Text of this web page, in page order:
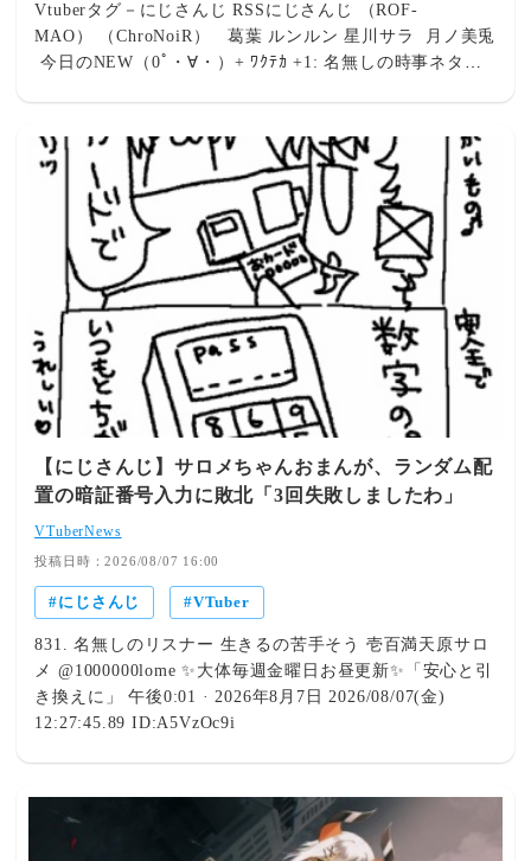
Vtuberタグ－にじさんじ RSSにじさんじ （ROF-
MAO） （ChroNoiR） 葛葉 ルンルン 星川サラ 月ノ美兎
今日のNEW（0ﾟ・∀・）+ ﾜｸﾃｶ +1: 名無しの時事ネタ
（ぶいすぽ） 猫汰つな（ぶいすぽ） 八雲べに（ぶいす
ぽ） 赤見かるび（CrazyRacoon） 花芽なずな（ぶいす
波らむね（ぶいすぽ） 秋雪こはく（REJECT） ゆらぎゆ
ら（ミリプロ） 天鬼ぷるる（REJECT） dtto.（REJECT）
心白てと（ネオポルテ） 神楽めあ 麻倉シノ（ネオポル
テ） 天羽衣（ななしいんく） バーチャルゴリラ ぶいす
ぽ：7人 ネオポルテ：3人 REJECT：3人 ミリプロ：2人
Vtuberのエペといえばにじさんじライバーなのに この大会
は毎回ぶいすぽ中心に優遇、にじさんじをガン無視してる
【にじさんじ】サロメちゃんおまんが、ランダム配
置の暗証番号入力に敗北「3回失敗しましたわ」
VTuberNews
投稿日時：2026/08/07 16:00
にじさんじ VTuber
831. 名無しのリスナー 生きるの苦手そう 壱百満天原サロ
メ @1000000lome ✨大体毎週金曜日お昼更新✨「安心と引
き換えに」 午後0:01 · 2026年8月7日 2026/08/07(金)
12:27:45.89 ID:A5VzOc9i